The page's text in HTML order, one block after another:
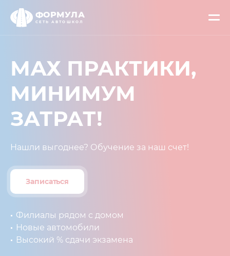
ФОРМУЛА
СЕТЬ АВТОШКОЛ
МАХ ПРАКТИКИ,
МИНИМУМ
ЗАТРАТ!⁣⁣
Нашли выгоднее? Обучение за наш счет!
Записаться
Филиалы рядом с домом
Новые автомобили
Высокий % сдачи экзамена